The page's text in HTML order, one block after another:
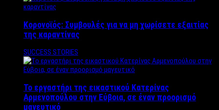
Κορονοϊός: Συμβουλές για να μη χωρίσετε εξαιτίας
της καραντίνας
SUCCESS STORIES
Το εργαστήρι της εικαστικού Κατερίνας
Αρμενοπούλου στην Εύβοια, σε έναν προορισμό
μαγευτικό